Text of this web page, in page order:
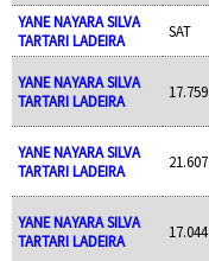
YANE NAYARA SILVA
TARTARI LADEIRA
SAT
YANE NAYARA SILVA
TARTARI LADEIRA
17.759
YANE NAYARA SILVA
TARTARI LADEIRA
21.607
YANE NAYARA SILVA
TARTARI LADEIRA
17.044